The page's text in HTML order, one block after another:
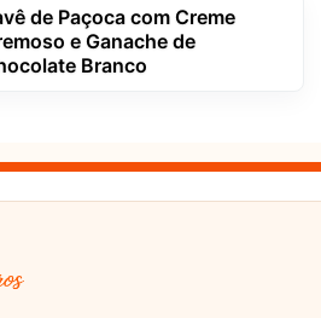
de Paçoca com Creme
e Ganache de
Branco